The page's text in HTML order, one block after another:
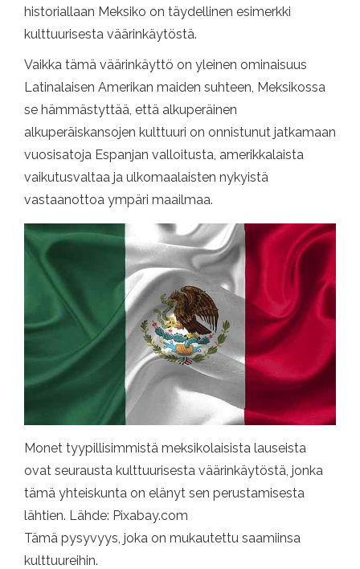
historiallaan Meksiko on täydellinen esimerkki
kulttuurisesta väärinkäytöstä.
Vaikka tämä väärinkäyttö on yleinen ominaisuus
Latinalaisen Amerikan maiden suhteen, Meksikossa
se hämmästyttää, että alkuperäinen
alkuperäiskansojen kulttuuri on onnistunut jatkamaan
vuosisatoja Espanjan valloitusta, amerikkalaista
vaikutusvaltaa ja ulkomaalaisten nykyistä
vastaanottoa ympäri maailmaa.
Monet tyypillisimmistä meksikolaisista lauseista
ovat seurausta kulttuurisesta väärinkäytöstä, jonka
tämä yhteiskunta on elänyt sen perustamisesta
lähtien. Lähde: Pixabay.com
Tämä pysyvyys, joka on mukautettu saamiinsa
kulttuureihin.